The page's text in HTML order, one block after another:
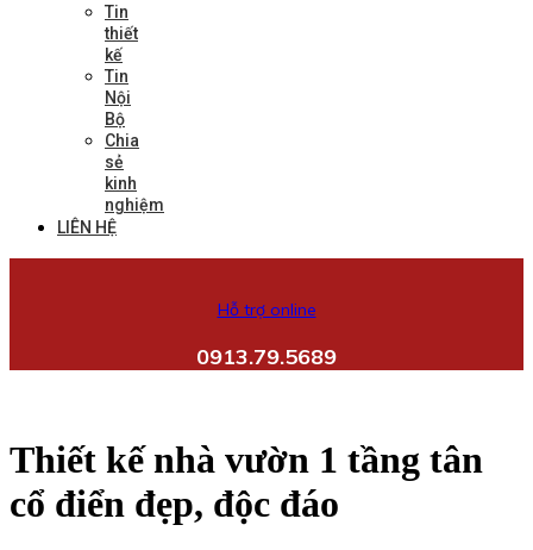
Tin
thiết
kế
Tin
Nội
Bộ
Chia
sẻ
kinh
nghiệm
LIÊN HỆ
Hỗ trợ online
0913.79.5689
Thiết kế nhà vườn 1 tầng tân
cổ điển đẹp, độc đáo